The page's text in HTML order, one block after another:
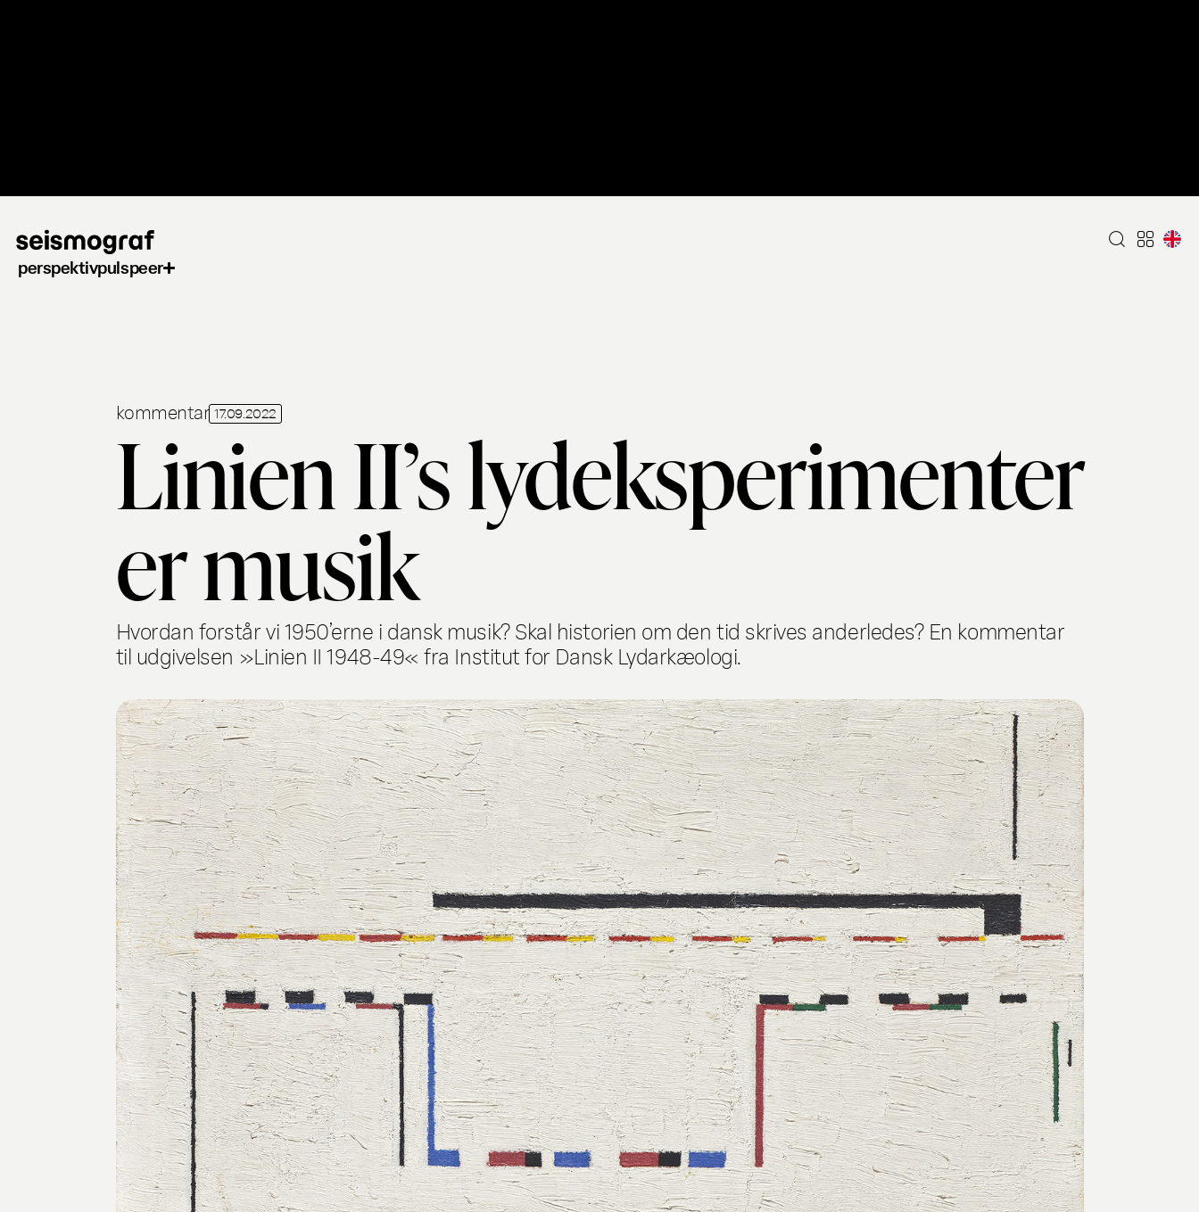
perspektivpulspeer
kommentar 17.09.2022
Linien II’s lydeksperimenter
er musik
Hvordan forstår vi 1950’erne i dansk musik? Skal historien om den tid skrives anderledes? En kommentar
til udgivelsen »Linien II 1948-49« fra Institut for Dansk Lydarkæologi.